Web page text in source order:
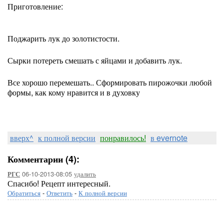
Приготовление:
Поджарить лук до золотистости.
Сырки потереть смешать с яйцами и добавить лук.
Все хорошо перемешать.. Сформировать пирожочки любой
формы, как кому нравится и в духовку
вверх^ к полной версии понравилось! в evernote
Комментарии (4):
РГС 06-10-2013-08:05 удалить
Спасибо! Рецепт интересный.
Обратиться - Ответить - К полной версии